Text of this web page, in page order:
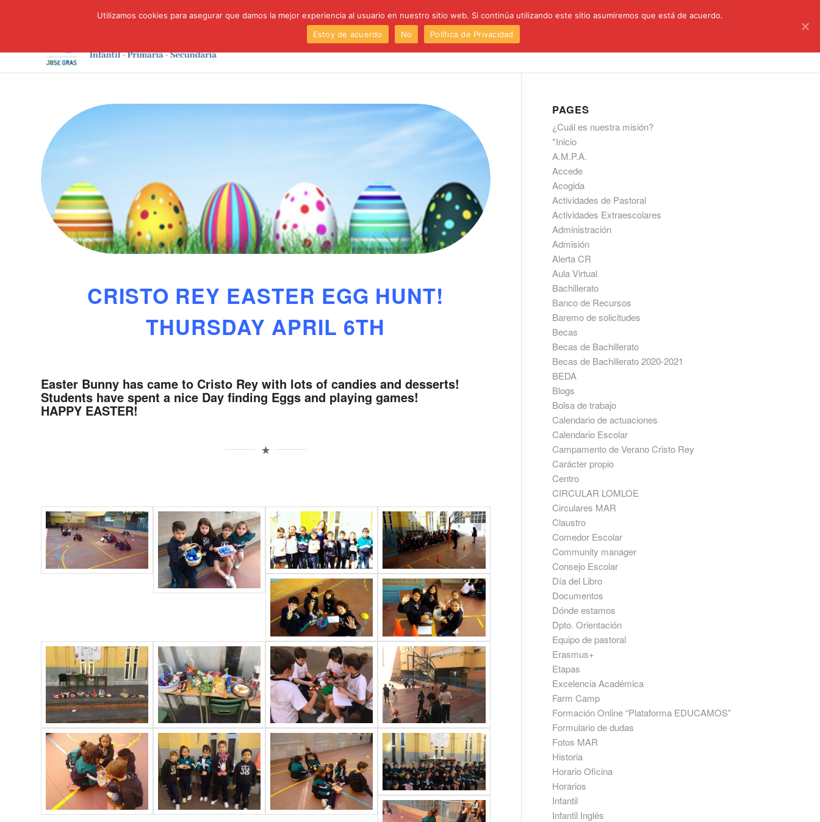
Institución Centro Etapas Proyectos
CRISTO REY EASTER EGG HUNT!
THURSDAY APRIL 6TH
Easter Bunny has came to Cristo Rey with lots of candies and desserts!
Students have spent a nice Day finding Eggs and playing games!
HAPPY EASTER!
PAGES
¿Cuál es nuestra misión?
*Inicio
A.M.P.A.
Accede
Acogida
Actividades de Pastoral
Actividades Extraescolares
Administración
Admisión
Alerta CR
Aula Virtual
Bachillerato
Banco de Recursos
Baremo de solicitudes
Becas
Becas de Bachillerato
Becas de Bachillerato 2020-2021
BEDA
Blogs
Bolsa de trabajo
Calendario de actuaciones
Calendario Escolar
Campamento de Verano Cristo Rey
Carácter propio
Centro
CIRCULAR LOMLOE
Circulares MAR
Claustro
Comedor Escolar
Community manager
Consejo Escolar
Día del Libro
Documentos
Dónde estamos
Dpto. Orientación
Equipo de pastoral
Erasmus+
Etapas
Excelencia Académica
Farm Camp
Formación Online “Plataforma EDUCAMOS”
Formulario de dudas
Fotos MAR
Historia
Horario Oficina
Horarios
Infantil
Infantil Inglés
Utilizamos cookies para asegurar que damos la mejor experiencia al usuario en nuestro sitio web. Si continúa utilizando este sitio asumiremos que está de acuerdo.
Estoy de acuerdo
No Política de Privacidad